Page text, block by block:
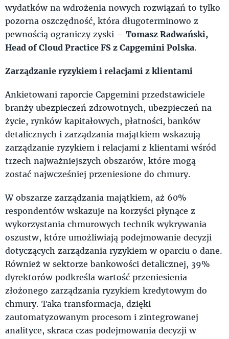
wydatków na wdrożenia nowych rozwiązań to tylko
pozorna oszczędność, która długoterminowo z
pewnością ograniczy zyski – Tomasz Radwański,
Head of Cloud Practice FS z Capgemini Polska.
Zarządzanie ryzykiem i relacjami z klientami
Ankietowani raporcie Capgemini przedstawiciele
branży ubezpieczeń zdrowotnych, ubezpieczeń na
życie, rynków kapitałowych, płatności, banków
detalicznych i zarządzania majątkiem wskazują
zarządzanie ryzykiem i relacjami z klientami wśród
trzech najważniejszych obszarów, które mogą
zostać najwcześniej przeniesione do chmury.
W obszarze zarządzania majątkiem, aż 60%
respondentów wskazuje na korzyści płynące z
wykorzystania chmurowych technik wykrywania
oszustw, które umożliwiają podejmowanie decyzji
dotyczących zarządzania ryzykiem w oparciu o dane.
Również w sektorze bankowości detalicznej, 39%
dyrektorów podkreśla wartość przeniesienia
złożonego zarządzania ryzykiem kredytowym do
chmury. Taka transformacja, dzięki
zautomatyzowanym procesom i zintegrowanej
analityce, skraca czas podejmowania decyzji w